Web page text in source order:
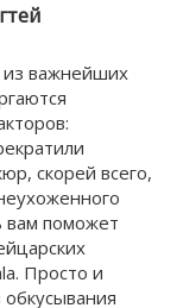
из важнейших
скорей всего,
вам поможет
Просто и